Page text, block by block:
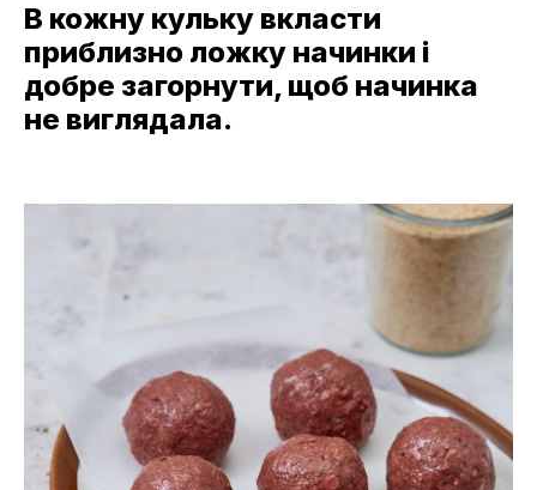
В кожну кульку вкласти
приблизно ложку начинки і
добре загорнути, щоб начинка
не виглядала.